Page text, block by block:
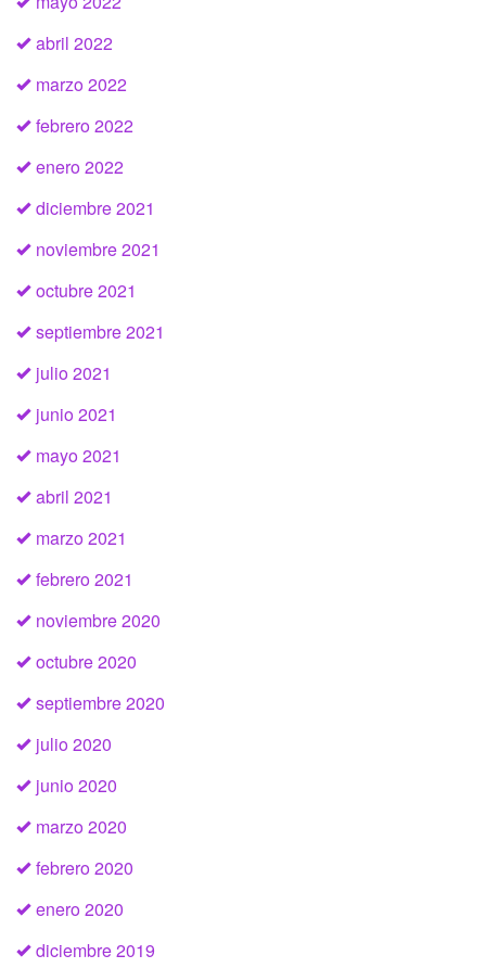
abril 2022
marzo 2022
febrero 2022
enero 2022
diciembre 2021
noviembre 2021
octubre 2021
septiembre 2021
julio 2021
junio 2021
mayo 2021
abril 2021
marzo 2021
febrero 2021
noviembre 2020
octubre 2020
septiembre 2020
julio 2020
junio 2020
marzo 2020
febrero 2020
enero 2020
diciembre 2019